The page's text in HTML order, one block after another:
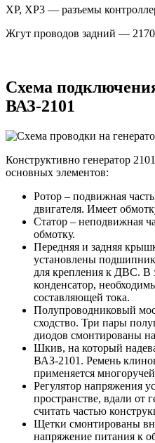
ХР, ХР3 — разъемы
Жгут проводов задний —
Схема
ВАЗ-2101
Конструктивно генератор
основных элементов:
Ротор – подвижная
двигателя. Имеет
Статор – неподвижная
обмотку.
Передняя и задняя
установлены
для крепления к ДВС. В
конденсатор,
составляющей тока.
Полупроводниковый
сходство. Три пары
диодов смонтированы
Шкив, на который
ВАЗ-2101. Ремень
применяется
Регулятор напряжения
пространстве, вдали от
считать частью
Щетки смонтированы
напряжение питания к